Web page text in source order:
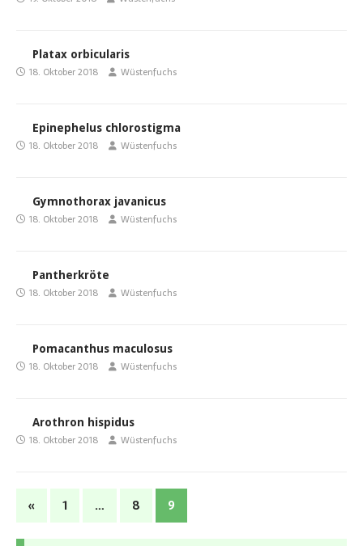
Platax orbicularis
18. Oktober 2018 Wüstenfuchs
Epinephelus chlorostigma
18. Oktober 2018 Wüstenfuchs
Gymnothorax javanicus
18. Oktober 2018 Wüstenfuchs
Pantherkröte
18. Oktober 2018 Wüstenfuchs
Pomacanthus maculosus
18. Oktober 2018 Wüstenfuchs
Arothron hispidus
18. Oktober 2018 Wüstenfuchs
« 1 … 8 9